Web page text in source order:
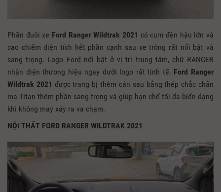
Phần đuôi xe Ford Ranger Wildtrak 2021 có cụm đèn hậu lớn và
cao chiếm diện tích hết phần cạnh sau xe trông rất nổi bật và
sang trọng. Logo Ford nổi bật ở vị trí trung tâm, chữ RANGER
nhận diện thương hiệu ngay dưới logo rất tinh tế. Ford Ranger
Wildtrak 2021 được trang bị thêm cản sau bằng thép chắc chắn
mạ Titan thêm phần sang trọng và giúp hạn chế tối đa biến dạng
khi không may xảy ra va chạm.
NỘI THẤT FORD RANGER WILDTRAK 2021